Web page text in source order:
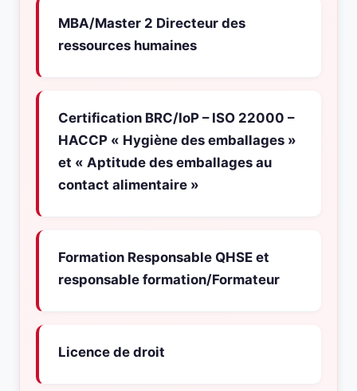
MBA/Master 2 Directeur des
ressources humaines
Certification BRC/IoP – ISO 22000 –
HACCP « Hygiène des emballages »
et « Aptitude des emballages au
contact alimentaire »
Formation Responsable QHSE et
responsable formation/Formateur
Licence de droit